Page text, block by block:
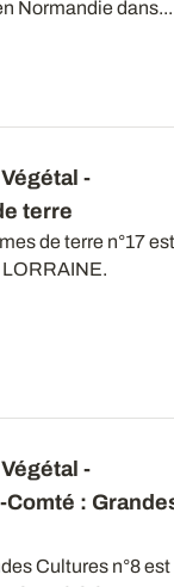
Normandie dans...
-
terre
de terre n°17 est
-
:
Cultures n°8 est